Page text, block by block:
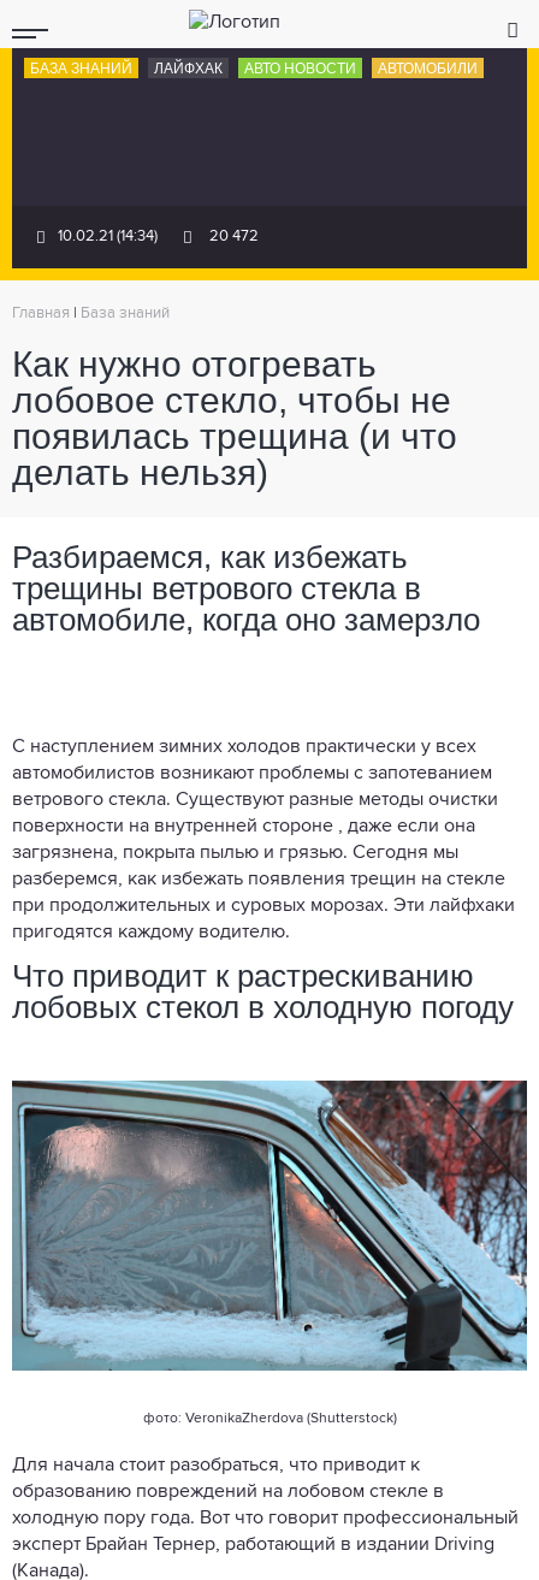
БАЗА ЗНАНИЙ ЛАЙФХАК АВТО НОВОСТИ АВТОМОБИЛИ
10.02.21 (14:34) 20 472
Главная База знаний
Как нужно отогревать
лобовое стекло, чтобы не
появилась трещина (и что
делать нельзя)
Разбираемся, как избежать
трещины ветрового стекла в
автомобиле, когда оно замерзло
С наступлением зимних холодов практически у всех
автомобилистов возникают проблемы с запотеванием
ветрового стекла. Существуют разные методы очистки
поверхности на внутренней стороне , даже если она
загрязнена, покрыта пылью и грязью. Сегодня мы
разберемся, как избежать появления трещин на стекле
при продолжительных и суровых морозах. Эти лайфхаки
пригодятся каждому водителю.
Что приводит к растрескиванию
лобовых стекол в холодную погоду
фото: VeronikaZherdova (Shutterstock)
Для начала стоит разобраться, что приводит к
образованию повреждений на лобовом стекле в
холодную пору года. Вот что говорит профессиональный
эксперт Брайан Тернер, работающий в издании Driving
(Канада).